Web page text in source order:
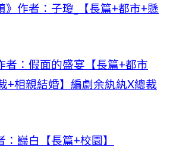
》作者：子瓊_【長篇+都市+懸
者：假面的盛宴【長篇+都市
+相親結婚】編劇余紈紈X總裁
：巋白【長篇+校園】